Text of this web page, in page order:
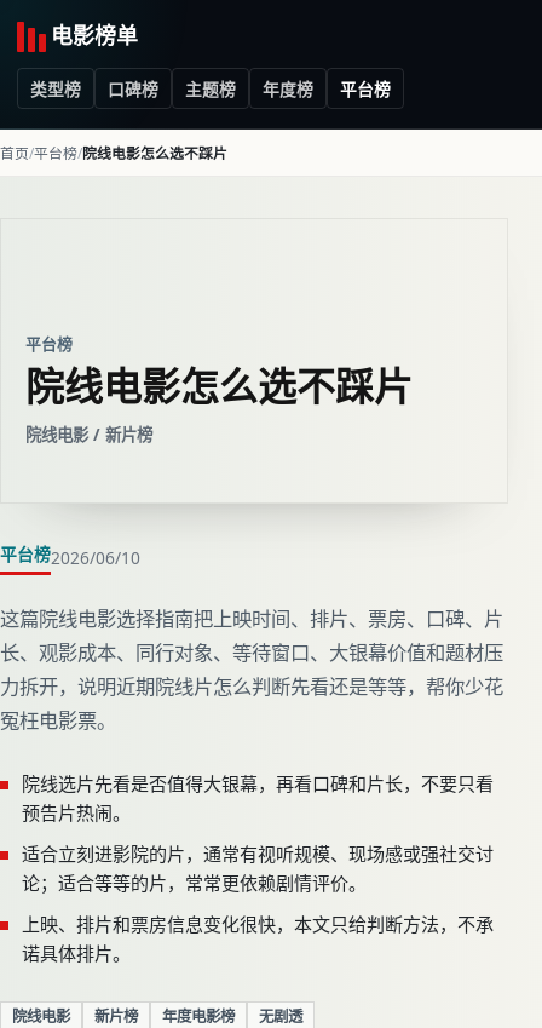
电影榜单
类型榜 口碑榜 主题榜 年度榜 平台榜
首页 平台榜 院线电影怎么选不踩片
平台榜
院线电影怎么选不踩片
院线电影 / 新片榜
平台榜2026/06/10
院线电影怎么选不踩片
这篇院线电影选择指南把上映时间、排片、票房、口碑、片
长、观影成本、同行对象、等待窗口、大银幕价值和题材压
力拆开，说明近期院线片怎么判断先看还是等等，帮你少花
冤枉电影票。
院线选片先看是否值得大银幕，再看口碑和片长，不要只看
预告片热闹。
适合立刻进影院的片，通常有视听规模、现场感或强社交讨
论；适合等等的片，常常更依赖剧情评价。
上映、排片和票房信息变化很快，本文只给判断方法，不承
诺具体排片。
院线电影 新片榜 年度电影榜 无剧透